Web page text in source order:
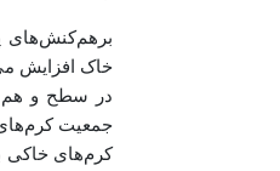
برهم‌کنش‌های
خاک افزایش
در سطح و هم
جمعیت
کرم‌های